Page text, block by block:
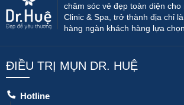
chăm sóc vẻ đẹp toàn diện
Clinic & Spa, trở thành địa chỉ
hàng ngàn khách hàng lựa chọn.
ĐIỀU TRỊ MỤN DR. HUỆ
Hotline